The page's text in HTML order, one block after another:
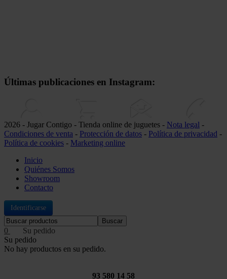
Últimas publicaciones en Instagram:
2026 - Jugar Contigo - Tienda online de juguetes - Nota legal -
Condiciones de venta - Protección de datos - Política de privacidad -
Política de cookies - Marketing online
Inicio
Quiénes Somos
Showroom
Contacto
Identificarse
Buscar
0
Su pedido
No hay productos en su pedido.
93 580 14 58